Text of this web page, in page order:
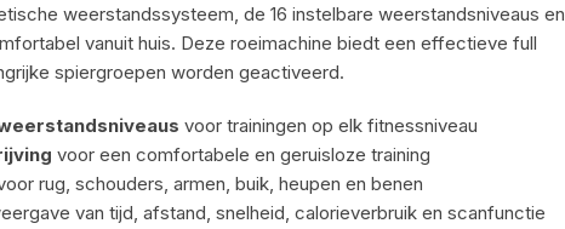
weerstandssysteem, de 16 instelbare weerstandsniveaus en
vanuit huis. Deze roeimachine biedt een effectieve full
spiergroepen worden geactiveerd.
voor trainingen op elk fitnessniveau
voor een comfortabele en geruisloze training
rug, schouders, armen, buik, heupen en benen
van tijd, afstand, snelheid, calorieverbruik en scanfunctie